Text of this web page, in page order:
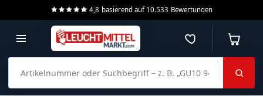
4,8 basierend auf 10.533 Bewertungen
Merkzettel